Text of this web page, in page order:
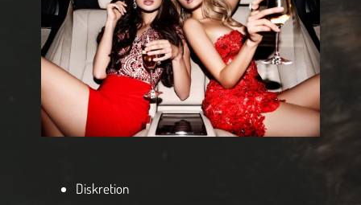
Diskretion